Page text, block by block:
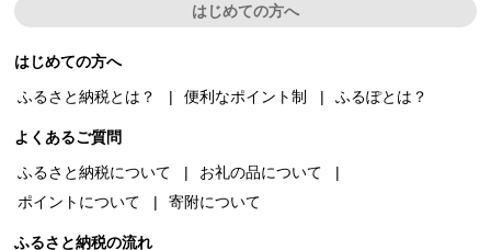
はじめての方へ
はじめての方へ
ふるさと納税とは？
便利なポイント制 ふるぽとは？
よくあるご質問
ふるさと納税について
お礼の品について
ポイントについて
寄附について
ふるさと納税の流れ